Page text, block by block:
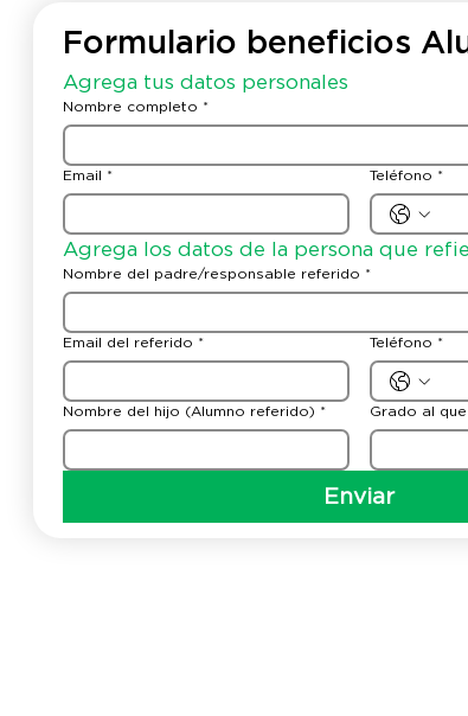
Formulario beneficios
Agrega tus datos personales
Nombre completo *
Email * Teléfono *
Agrega los datos de la persona que
Nombre del padre/responsable referido *
Email del referido * Teléfono *
Nombre del hijo (Alumno referido) * Grado al
Enviar